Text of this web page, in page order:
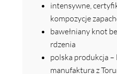
intensywne,
kompozycje
bawełniany knot
rdzenia
polska produkcja –
manufaktura z